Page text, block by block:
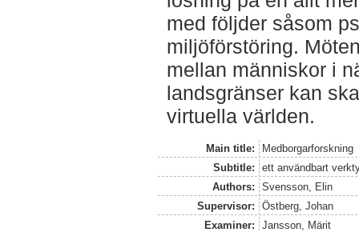
med följder såsom
miljöförstöring.
mellan människor i
landsgränser kan
virtuella världen.
Main title:
Medborgarforskning
Subtitle:
ett användbart
Authors:
Svensson, Elin
Supervisor:
Östberg, Johan
Examiner:
Jansson, Märit